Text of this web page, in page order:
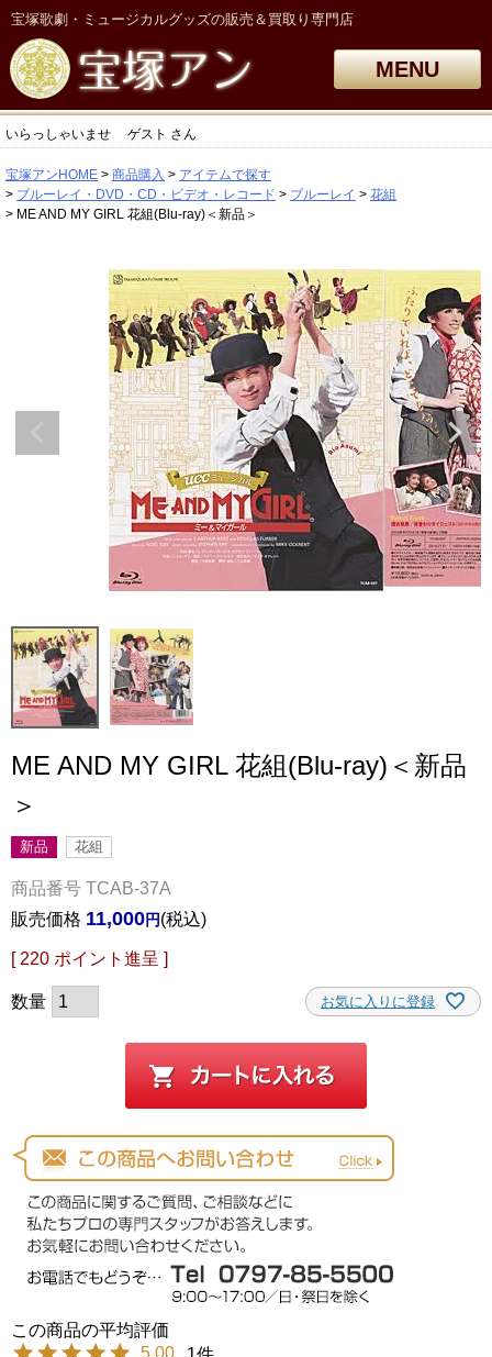
宝塚歌劇・ミュージカルグッズの販売＆買取り専門店
MENU
いらっしゃいませ ゲスト さん
宝塚アンHOME 商品購入
アイテムで探す
ブルーレイ・DVD・CD・ビデオ・レコード
ブルーレイ
花組
ME AND MY GIRL 花組(Blu-ray)＜新品＞
ME AND MY GIRL 花組(Blu-ray)＜新品
＞
新品 花組
商品番号 TCAB-37A
販売価格 11,000 税込
[ 220 ポイント進呈 ]
お気に入りに登録
5.00